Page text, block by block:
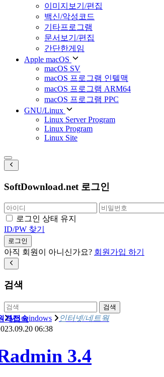
이미지보기/편집
백신/악성코드
기타프로그램
문서보기/편집
간단한게임
Apple macOS
macOS SV
macOS 프로그램 인텔맥
macOS 프로그램 ARM64
macOS 프로그램 PPC
GNU/Linux
Linux Server Program
Linux Program
Linux Site
SoftDownload.net 로그인
로그인 상태 유지
ID/PW 찾기
로그인
아직 회원이 아니신가요? 회원가입 하기
검색
검색
MS windows 인터넷/네트웍
격접속
06:38
3.4